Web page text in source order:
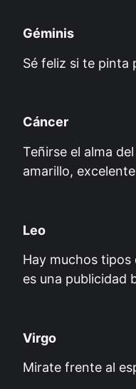
Géminis
Sé feliz si te pinta
Cáncer
Teñirse el alma
amarillo,
Leo
Hay muchos tipos
es una publicidad
Virgo
Mirate frente al